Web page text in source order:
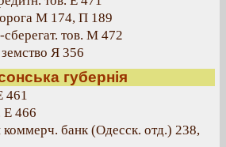
М 174, П 189
тов. М 472
Я 356
губернія
461
Е 466
банк (Одесск. отд.) 238,